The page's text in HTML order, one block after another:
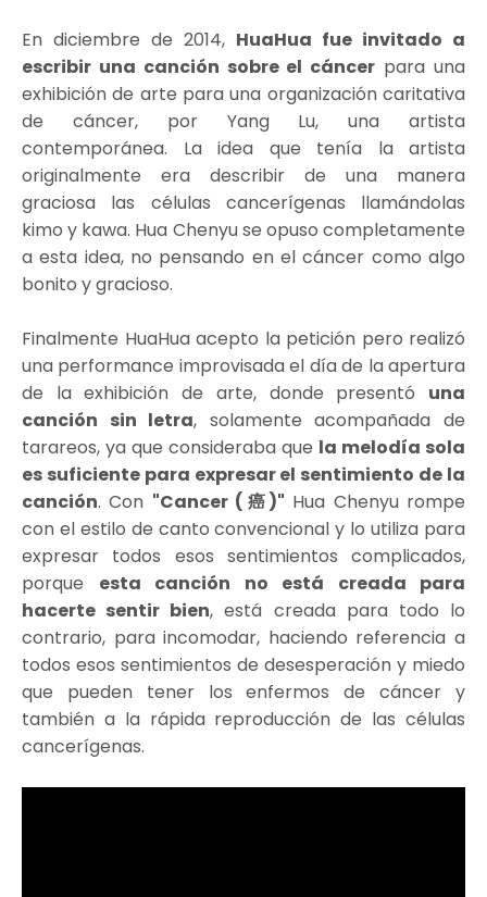
En diciembre de 2014, HuaHua fue invitado a
escribir una canción sobre el cáncer para una
exhibición de arte para una organización caritativa
de cáncer, por Yang Lu, una artista
contemporánea. La idea que tenía la artista
originalmente era describir de una manera
graciosa las células cancerígenas llamándolas
kimo y kawa. Hua Chenyu se opuso completamente
a esta idea, no pensando en el cáncer como algo
bonito y gracioso.
Finalmente HuaHua acepto la petición pero realizó
una performance improvisada el día de la apertura
de la exhibición de arte, donde presentó una
canción sin letra, solamente acompañada de
tarareos, ya que consideraba que la melodía sola
es suficiente para expresar el sentimiento de la
canción. Con "Cancer (癌)" Hua Chenyu rompe
con el estilo de canto convencional y lo utiliza para
expresar todos esos sentimientos complicados,
porque esta canción no está creada para
hacerte sentir bien, está creada para todo lo
contrario, para incomodar, haciendo referencia a
todos esos sentimientos de desesperación y miedo
que pueden tener los enfermos de cáncer y
también a la rápida reproducción de las células
cancerígenas.